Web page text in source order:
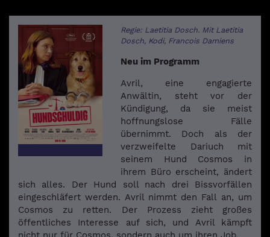
Regie: Laetitia Dosch. Mit Laetitia
Dosch, Kodi, Francois Damiens
Neu im Programm
Avril, eine engagierte
Anwältin, steht vor der
Kündigung, da sie meist
hoffnungslose Fälle
übernimmt. Doch als der
verzweifelte Dariuch mit
seinem Hund Cosmos in
ihrem Büro erscheint, ändert
sich alles. Der Hund soll nach drei Bissvorfällen
eingeschläfert werden. Avril nimmt den Fall an, um
Cosmos zu retten. Der Prozess zieht großes
öffentliches Interesse auf sich, und Avril kämpft